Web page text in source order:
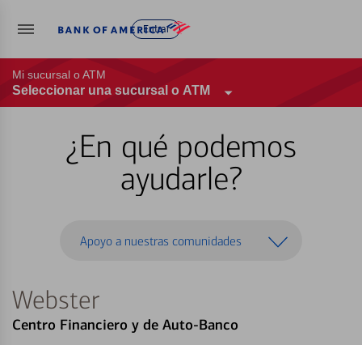
Entrar
Mi sucursal o ATM
Seleccionar una sucursal o ATM
¿En qué podemos
ayudarle?
Apoyo a nuestras comunidades
Webster
Centro Financiero y de Auto-Banco